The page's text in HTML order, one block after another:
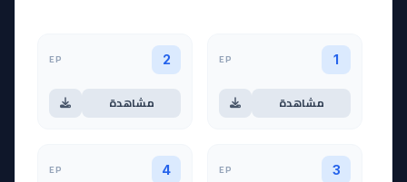
1
EP
مشاهدة
2
EP
مشاهدة
3
EP
4
EP